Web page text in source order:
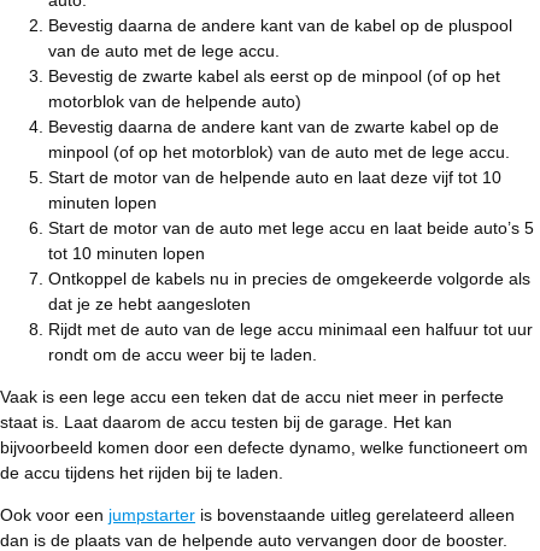
Bevestig daarna de andere kant van de kabel op de pluspool
van de auto met de lege accu.
Bevestig de zwarte kabel als eerst op de minpool (of op het
motorblok van de helpende auto)
Bevestig daarna de andere kant van de zwarte kabel op de
minpool (of op het motorblok) van de auto met de lege accu.
Start de motor van de helpende auto en laat deze vijf tot 10
minuten lopen
Start de motor van de auto met lege accu en laat beide auto’s 5
tot 10 minuten lopen
Ontkoppel de kabels nu in precies de omgekeerde volgorde als
dat je ze hebt aangesloten
Rijdt met de auto van de lege accu minimaal een halfuur tot uur
rondt om de accu weer bij te laden.
Vaak is een lege accu een teken dat de accu niet meer in perfecte
staat is. Laat daarom de accu testen bij de garage. Het kan
bijvoorbeeld komen door een defecte dynamo, welke functioneert om
de accu tijdens het rijden bij te laden.
Ook voor een jumpstarter is bovenstaande uitleg gerelateerd alleen
dan is de plaats van de helpende auto vervangen door de booster.